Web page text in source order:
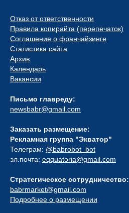
Отказ от ответственности
Правила копирайта (перепечаток)
Соглашение о франчайзинге
Статистика сайта
Архив
Календарь
Вакансии
Письмо главреду:
newsbabr@gmail.com
Заказать размещение:
Рекламная группа "Экватор"
Телеграм: @babrobot_bot
эл.почта: eqquatoria@gmail.com
Стратегическое сотрудничество:
babrmarket@gmail.com
Подробнее о размещении